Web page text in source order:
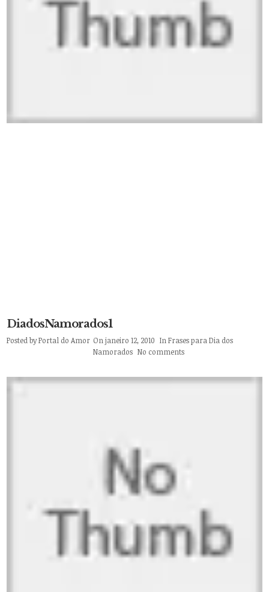
DiadosNamorados1
Posted byPortal do Amor On janeiro 12, 2010 InFrases para Dia dos
Namorados No comments